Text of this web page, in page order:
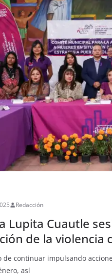
Redacción
Lupita Cuautle
de la violencia
de continuar impulsando
así